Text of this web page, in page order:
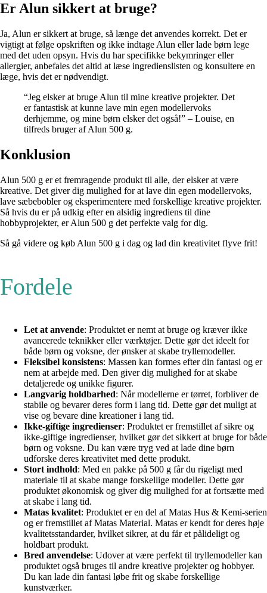
Er Alun sikkert at bruge?
Ja, Alun er sikkert at bruge, så længe det anvendes korrekt. Det er
vigtigt at følge opskriften og ikke indtage Alun eller lade børn lege
med det uden opsyn. Hvis du har specifikke bekymringer eller
allergier, anbefales det altid at læse ingredienslisten og konsultere en
læge, hvis det er nødvendigt.
“Jeg elsker at bruge Alun til mine kreative projekter. Det
er fantastisk at kunne lave min egen modellervoks
derhjemme, og mine børn elsker det også!” – Louise, en
tilfreds bruger af Alun 500 g.
Konklusion
Alun 500 g er et fremragende produkt til alle, der elsker at være
kreative. Det giver dig mulighed for at lave din egen modellervoks,
lave sæbebobler og eksperimentere med forskellige kreative projekter.
Så hvis du er på udkig efter en alsidig ingrediens til dine
hobbyprojekter, er Alun 500 g det perfekte valg for dig.
Så gå videre og køb Alun 500 g i dag og lad din kreativitet flyve frit!
Fordele
Let at anvende: Produktet er nemt at bruge og kræver ikke
avancerede teknikker eller værktøjer. Dette gør det ideelt for
både børn og voksne, der ønsker at skabe tryllemodeller.
Fleksibel konsistens: Massen kan formes efter din fantasi og er
nem at arbejde med. Den giver dig mulighed for at skabe
detaljerede og unikke figurer.
Langvarig holdbarhed: Når modellerne er tørret, forbliver de
stabile og bevarer deres form i lang tid. Dette gør det muligt at
vise og bevare dine kreationer i lang tid.
Ikke-giftige ingredienser: Produktet er fremstillet af sikre og
ikke-giftige ingredienser, hvilket gør det sikkert at bruge for både
børn og voksne. Du kan være tryg ved at lade dine børn
udforske deres kreativitet med dette produkt.
Stort indhold: Med en pakke på 500 g får du rigeligt med
materiale til at skabe mange forskellige modeller. Dette gør
produktet økonomisk og giver dig mulighed for at fortsætte med
at skabe i lang tid.
Matas kvalitet: Produktet er en del af Matas Hus & Kemi-serien
og er fremstillet af Matas Material. Matas er kendt for deres høje
kvalitetsstandarder, hvilket sikrer, at du får et pålideligt og
holdbart produkt.
Bred anvendelse: Udover at være perfekt til tryllemodeller kan
produktet også bruges til andre kreative projekter og hobbyer.
Du kan lade din fantasi løbe frit og skabe forskellige
kunstværker.